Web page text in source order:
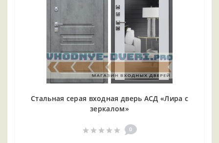
Стальная серая входная дверь АСД «Лира с
зеркалом»
0